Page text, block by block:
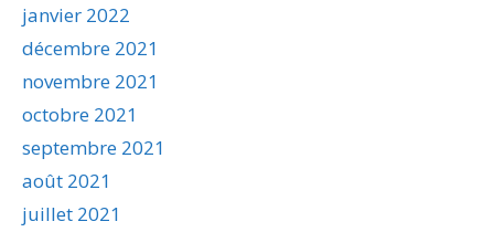
janvier 2022
décembre 2021
novembre 2021
octobre 2021
septembre 2021
août 2021
juillet 2021